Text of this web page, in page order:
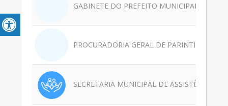
GABINETE DO PREFEITO MUNICIPAL - GAB
PROCURADORIA GERAL DE PARINTINS - PGM
SECRETARIA MUNICIPAL DE ASSISTÊNCIA